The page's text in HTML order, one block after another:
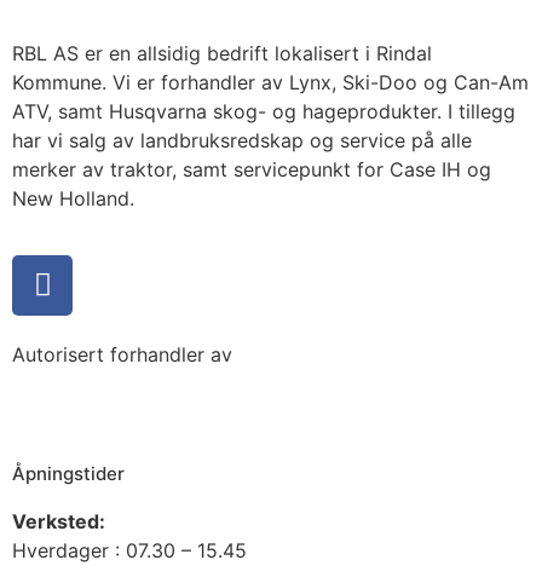
RBL AS er en allsidig bedrift lokalisert i Rindal
Kommune. Vi er forhandler av Lynx, Ski-Doo og Can-Am
ATV, samt Husqvarna skog- og hageprodukter. I tillegg
har vi salg av landbruksredskap og service på alle
merker av traktor, samt servicepunkt for Case IH og
New Holland.
Autorisert forhandler av
Åpningstider
Verksted:
Hverdager : 07.30 – 15.45